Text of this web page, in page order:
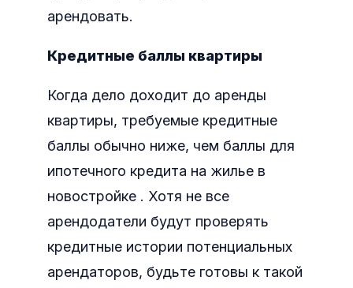
арендовать.
Кредитные баллы квартиры
Когда дело доходит до аренды
квартиры, требуемые кредитные
баллы обычно ниже, чем баллы для
ипотечного кредита на жилье в
новостройке . Хотя не все
арендодатели будут проверять
кредитные истории потенциальных
арендаторов, будьте готовы к такой